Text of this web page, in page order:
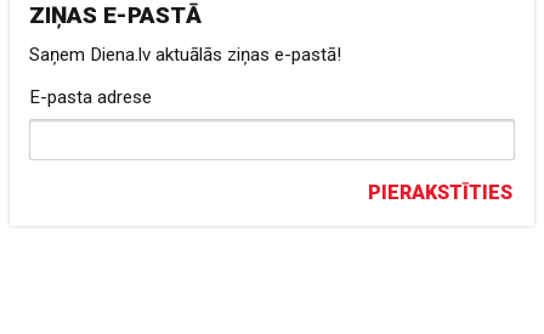
ZIŅAS E-PASTĀ
Saņem Diena.lv aktuālās ziņas e-pastā!
E-pasta adrese
PIERAKSTĪTIES